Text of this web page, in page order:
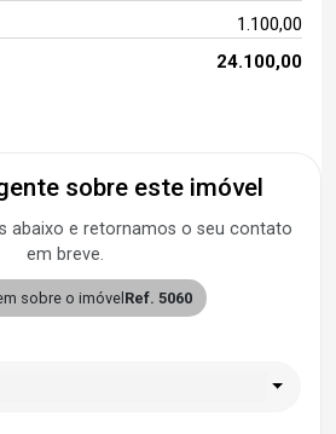
1.100,00
24.100,00
sobre este imóvel
abaixo e retornamos o seu contato
em breve.
sobre o imóvel Ref. 5060